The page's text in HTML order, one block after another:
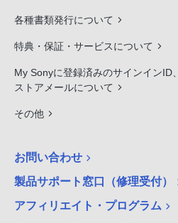
各種書類発行について
特典・保証・サービスについて
My Sonyに登録済みのサインインID、
ストアメールについて
その他
お問い合わせ
製品サポート窓口（修理受付）
アフィリエイト・プログラム